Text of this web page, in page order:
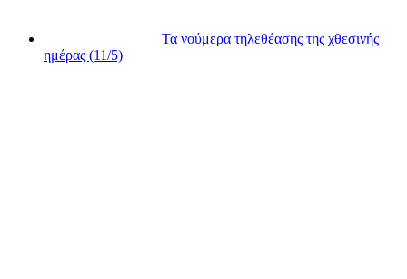
Τα νούμερα τηλεθέασης της χθεσινής
ημέρας (11/5)